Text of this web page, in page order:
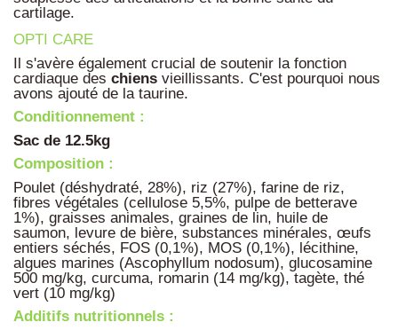
cartilage.
OPTI CARE
Il s'avère également crucial de soutenir la fonction
cardiaque des chiens vieillissants. C'est pourquoi nous
avons ajouté de la taurine.
Conditionnement :
Sac de 12.5kg
Composition :
Poulet (déshydraté, 28%), riz (27%), farine de riz,
fibres végétales (cellulose 5,5%, pulpe de betterave
1%), graisses animales, graines de lin, huile de
saumon, levure de bière, substances minérales, œufs
entiers séchés, FOS (0,1%), MOS (0,1%), lécithine,
algues marines (Ascophyllum nodosum), glucosamine
500 mg/kg, curcuma, romarin (14 mg/kg), tagète, thé
vert (10 mg/kg)
Additifs nutritionnels :